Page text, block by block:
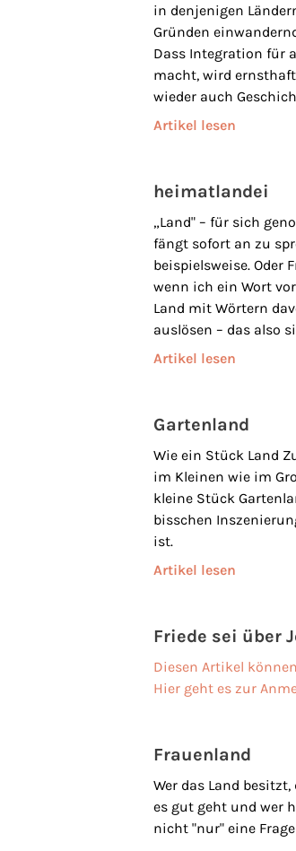
in denjenigen
Gründen
Dass Integration für
macht, wird
wieder auch
Artikel lesen
heimatlandei
„Land" – für sich
fängt sofort an zu
beispielsweise. Oder
wenn ich ein Wort
Land mit Wörtern
auslösen – das also
Artikel lesen
Gartenland
Wie ein Stück Land
im Kleinen wie im
kleine Stück
bisschen
ist.
Artikel lesen
Friede sei über
Diesen Artikel
Hier geht es zur
Frauenland
Wer das Land
es gut geht und wer
nicht "nur" eine